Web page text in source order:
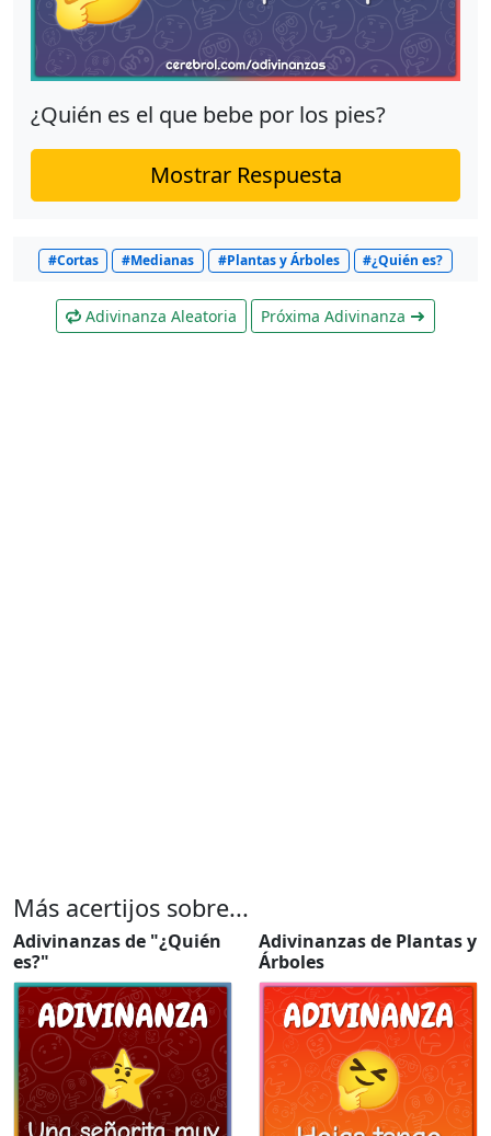
¿Quién es el que bebe por los pies?
Mostrar Respuesta
#Cortas #Medianas #Plantas y Árboles #¿Quién es?
Adivinanza Aleatoria Próxima Adivinanza
Más acertijos sobre...
Adivinanzas de "¿Quién
es?"
Adivinanzas de Plantas y
Árboles